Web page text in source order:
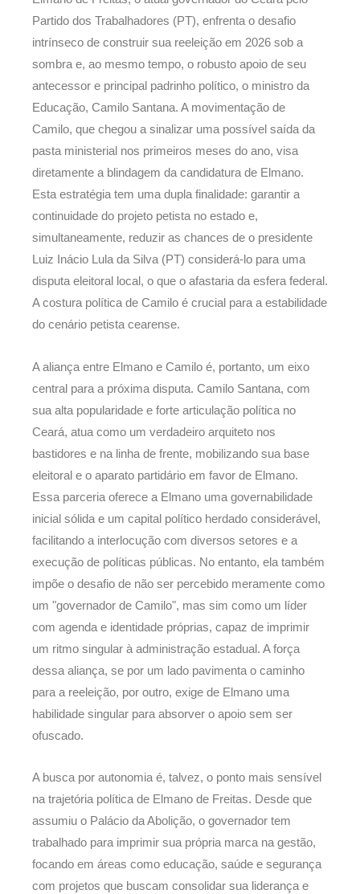
Partido dos Trabalhadores (PT), enfrenta o desafio
intrínseco de construir sua reeleição em 2026 sob a
sombra e, ao mesmo tempo, o robusto apoio de seu
antecessor e principal padrinho político, o ministro da
Educação, Camilo Santana. A movimentação de
Camilo, que chegou a sinalizar uma possível saída da
pasta ministerial nos primeiros meses do ano, visa
diretamente a blindagem da candidatura de Elmano.
Esta estratégia tem uma dupla finalidade: garantir a
continuidade do projeto petista no estado e,
simultaneamente, reduzir as chances de o presidente
Luiz Inácio Lula da Silva (PT) considerá-lo para uma
disputa eleitoral local, o que o afastaria da esfera federal.
A costura política de Camilo é crucial para a estabilidade
do cenário petista cearense.
A aliança entre Elmano e Camilo é, portanto, um eixo
central para a próxima disputa. Camilo Santana, com
sua alta popularidade e forte articulação política no
Ceará, atua como um verdadeiro arquiteto nos
bastidores e na linha de frente, mobilizando sua base
eleitoral e o aparato partidário em favor de Elmano.
Essa parceria oferece a Elmano uma governabilidade
inicial sólida e um capital político herdado considerável,
facilitando a interlocução com diversos setores e a
execução de políticas públicas. No entanto, ela também
impõe o desafio de não ser percebido meramente como
um "governador de Camilo", mas sim como um líder
com agenda e identidade próprias, capaz de imprimir
um ritmo singular à administração estadual. A força
dessa aliança, se por um lado pavimenta o caminho
para a reeleição, por outro, exige de Elmano uma
habilidade singular para absorver o apoio sem ser
ofuscado.
A busca por autonomia é, talvez, o ponto mais sensível
na trajetória política de Elmano de Freitas. Desde que
assumiu o Palácio da Abolição, o governador tem
trabalhado para imprimir sua própria marca na gestão,
focando em áreas como educação, saúde e segurança
com projetos que buscam consolidar sua liderança e